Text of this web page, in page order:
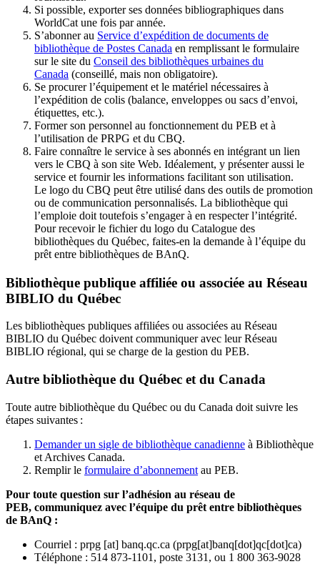
Si possible, exporter ses données bibliographiques dans
WorldCat une fois par année.
S’abonner au Service d’expédition de documents de
bibliothèque de Postes Canada en remplissant le formulaire
sur le site du Conseil des bibliothèques urbaines du
Canada (conseillé, mais non obligatoire).
Se procurer l’équipement et le matériel nécessaires à
l’expédition de colis (balance, enveloppes ou sacs d’envoi,
étiquettes, etc.).
Former son personnel au fonctionnement du PEB et à
l’utilisation de PRPG et du CBQ.
Faire connaître le service à ses abonnés en intégrant un lien
vers le CBQ à son site Web. Idéalement, y présenter aussi le
service et fournir les informations facilitant son utilisation.
Le logo du CBQ peut être utilisé dans des outils de promotion
ou de communication personnalisés. La bibliothèque qui
l’emploie doit toutefois s’engager à en respecter l’intégrité.
Pour recevoir le fichier du logo du Catalogue des
bibliothèques du Québec, faites-en la demande à l’équipe du
prêt entre bibliothèques de BAnQ.
Bibliothèque publique affiliée ou associée au Réseau
BIBLIO du Québec
Les bibliothèques publiques affiliées ou associées au Réseau
BIBLIO du Québec doivent communiquer avec leur Réseau
BIBLIO régional, qui se charge de la gestion du PEB.
Autre bibliothèque du Québec et du Canada
Toute autre bibliothèque du Québec ou du Canada doit suivre les
étapes suivantes :
Demander un sigle de bibliothèque canadienne à Bibliothèque
et Archives Canada.
Remplir le formulaire d’abonnement au PEB.
Pour toute question sur l’adhésion au réseau de
PEB, communiquez avec l’équipe du prêt entre bibliothèques
de BAnQ :
Courriel : prpg [at] banq.qc.ca (prpg[at]banq[dot]qc[dot]ca)
Téléphone : 514 873-1101, poste 3131, ou 1 800 363-9028